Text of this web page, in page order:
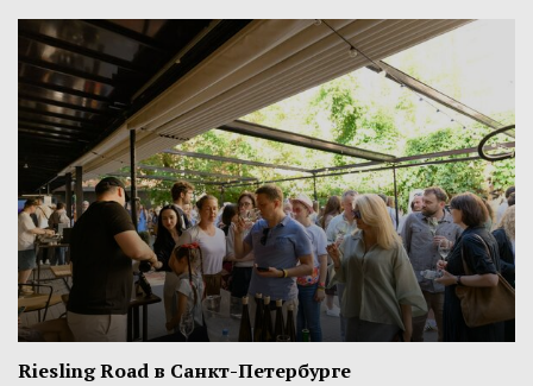
Riesling Road в Санкт-Петербурге